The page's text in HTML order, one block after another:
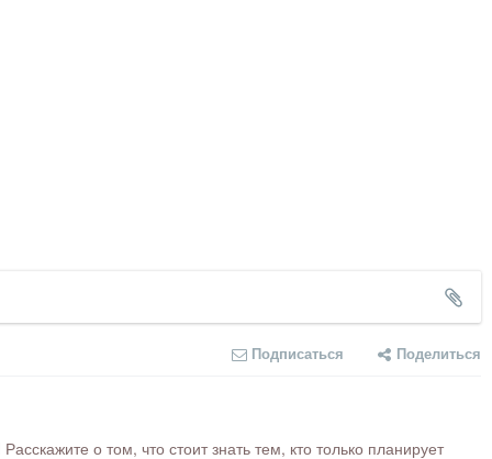
Подписаться Поделиться
о том, что стоит знать тем, кто только планирует